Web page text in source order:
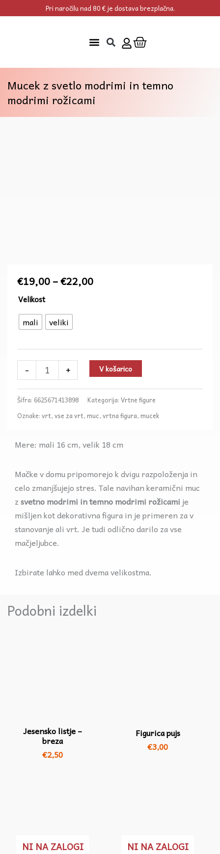
to
Pri naročilu nad 80 € je dostava brezplačna.
Cart
Mucek z svetlo modrimi in temno
modrimi rožicami
€19,00–€22,00Cenovni
€22,00
Velikost
mali veliki
-
Mucek
svetlo
in
modrimi
rožicami
količina
+ V košarico
Šifra: 6625671413898 Kategorija: Vrtne figure
Oznake: vrt, vse za vrt, muc, vrtna figura, mucek
Mere: mali 16 cm, velik 18 cm
Mačke v domu pripomorejo k dvigu razpoloženja in
celo zmanjšujejo stres. Tale navihan keramični muc
zsvetno modrimi in temno modrimi rožicami je
mišljen kot dekorativna figura in je primeren za v
stanovanje ali vrt. Je tudi odlično darilo za vse
mačjeljubce.
Izbirate lahko med dvema velikostma.
Podobni izdelki
Jesensko listje –
breza
€2,50
Figurica pujs
€3,00
NI NA ZALOGI NI NA ZALOGI